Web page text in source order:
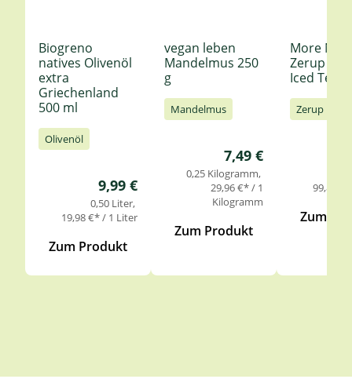
Biogreno
natives Olivenöl
extra
Griechenland
500 ml
Olivenöl
Regulärer Preis:
9,99 €
0,50 Liter
19,98 €* / 1 Liter
Zum Produkt
vegan leben
Mandelmus 250
g
Mandelmus
Regulärer Preis:
7,49 €
0,25 Kilogramm
29,96 €* / 1
Kilogramm
Zum Produkt
More
Zerup
Iced Tea
Zerup
99,85
Zum